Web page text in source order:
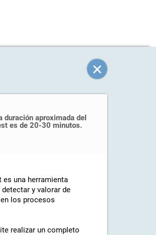
duración aproximada del
es de 20-30 minutos.
es una herramienta
y valorar de
los procesos
realizar un completo